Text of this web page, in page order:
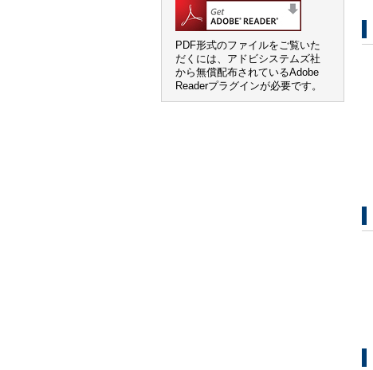
PDF形式のファイルをご覧いた
だくには、アドビシステムズ社
から無償配布されているAdobe
Readerプラグインが必要です。